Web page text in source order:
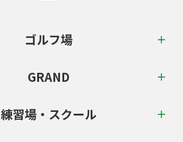
ゴルフ場
GRAND
練習場・スクール